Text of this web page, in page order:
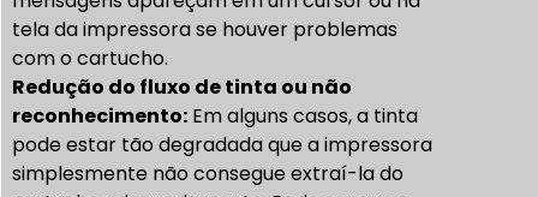
tela da impressora se houver problemas
com o cartucho.
Redução do fluxo de tinta ou não
reconhecimento: Em alguns casos, a tinta
pode estar tão degradada que a impressora
simplesmente não consegue extraí-la do